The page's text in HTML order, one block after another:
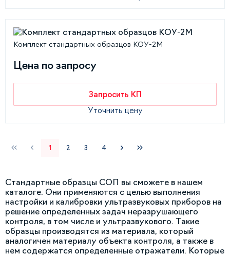
Комплект стандартных образцов КОУ-2М
Цена по запросу
Запросить КП
Уточнить цену
1 2 3 4
Стандартные образцы СОП вы сможете в нашем
каталоге. Они применяются с целью выполнения
настройки и калибровки ультразвуковых приборов на
решение определенных задач неразрушающего
контроля, в том числе и ультразвукового. Такие
образцы производятся из материала, который
аналогичен материалу объекта контроля, а также в
нем содержатся определенные отражатели. Которые